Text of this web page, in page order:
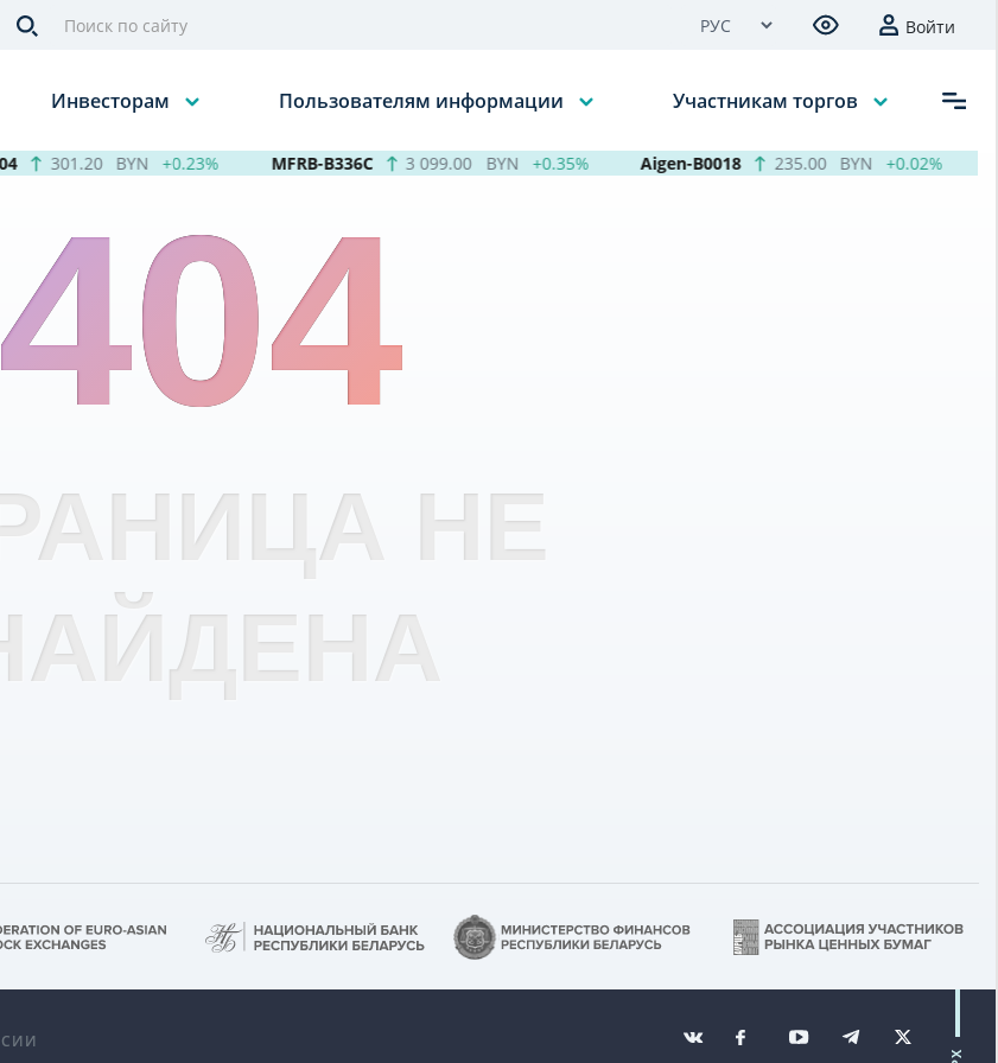
Войти
Инвесторам Пользователям информации Участникам торгов
301.20 BYN +0.23% MFRB-B336C 3 099.00 BYN +0.35% Aigen-B0018 235.00 BYN +0.02%
404
НЕ